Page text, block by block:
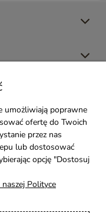
umożliwiają poprawne
ofertę do Twoich
przez nas
lub dostosować
opcję "Dostosuj
Polityce